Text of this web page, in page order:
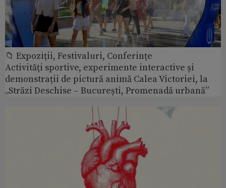
📁 Expoziţii, Festivaluri, Conferințe
Activități sportive, experimente interactive și
demonstrații de pictură animă Calea Victoriei, la
„Străzi Deschise – București, Promenadă urbană”